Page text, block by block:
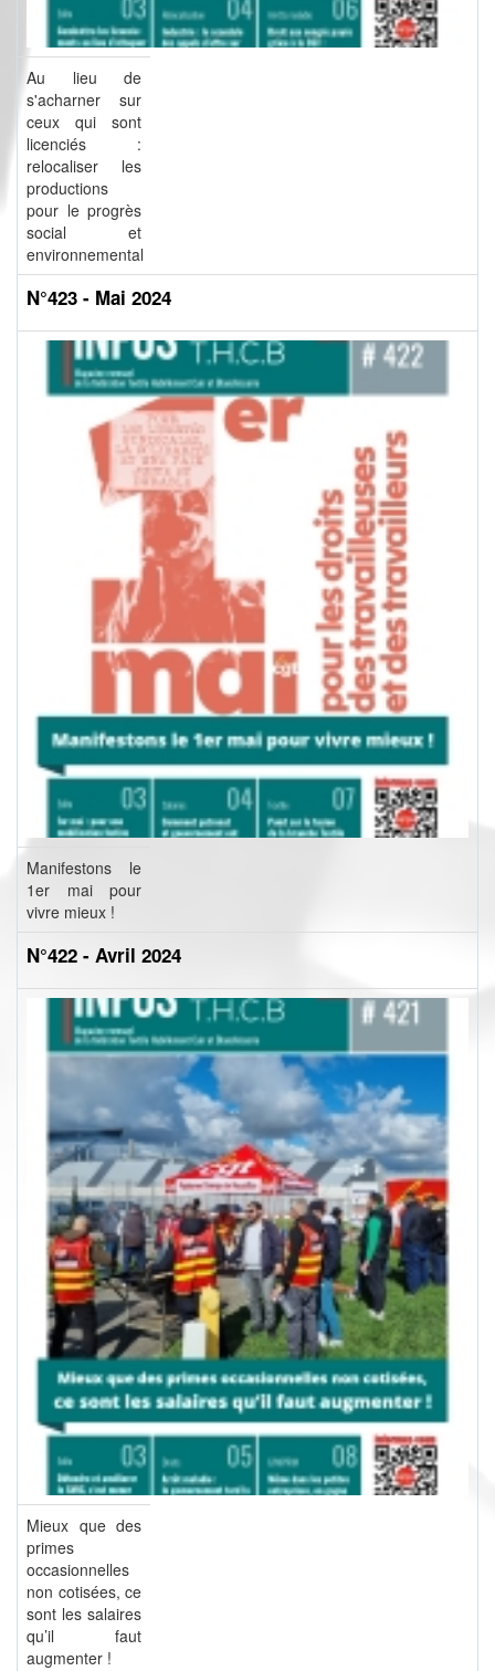
Au lieu de
s'acharner sur
ceux qui sont
licenciés :
relocaliser les
productions
pour le progrès
social et
environnemental
N°423 - Mai 2024
Manifestons le
1er mai pour
vivre mieux !
N°422 - Avril 2024
Mieux que des
primes
occasionnelles
non cotisées, ce
sont les salaires
qu’il faut
augmenter !